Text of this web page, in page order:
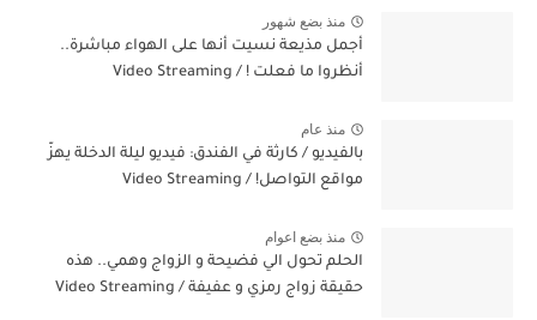
منذ بضع شهور
أجمل مذيعة نسيت أنها على الهواء مباشرة..
أنظروا ما فعلت ! / Video Streaming
منذ عام
بالفيديو / كارثة في الفندق: فيديو ليلة الدخلة يهزّ
مواقع التواصل! / Video Streaming
منذ بضع اعوام
الحلم تحول الي فضيحة و الزواج وهمي.. هذه
حقيقة زواج رمزي و عفيفة / Video Streaming